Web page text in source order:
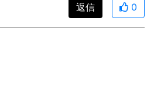
返信 0